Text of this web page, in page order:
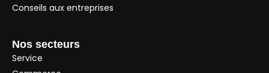
Conseils aux entreprises
Nos secteurs
Service